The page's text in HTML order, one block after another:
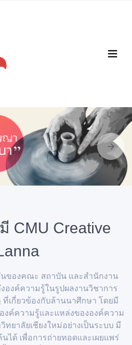
Next
CMU Creative
ของคณะ สถาบัน และสำนักงาน
องค์ความรู้ในรูปผลงานวิชาการ
ที่เกี่ยวข้องกับล้านนาศึกษา โดยมี
งค์ความรู้และแหล่งขององค์ความ
ยาลัยเชียงใหม่อย่างเป็นระบบ มี
ได้ เพื่อการถ่ายทอดและเผยแพร่